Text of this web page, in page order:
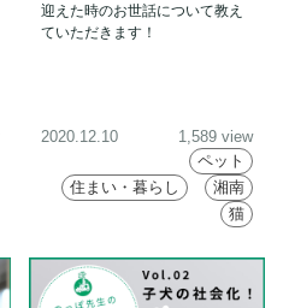
迎えた時のお世話について教え
ていただきます！
2020.12.10
1,589 view
ペット
住まい・暮らし
湘南
猫